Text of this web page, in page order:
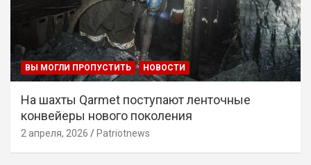
ВЫ МОГЛИ ПРОПУСТИТЬ НОВОСТИ
На шахты Qarmet поступают ленточные
конвейеры нового поколения
2 апреля, 2026 Patriotnews